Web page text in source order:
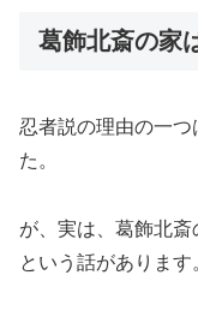
葛飾北斎の家
忍者説の理由の一
た。
が、実は、葛飾北斎
という話があります